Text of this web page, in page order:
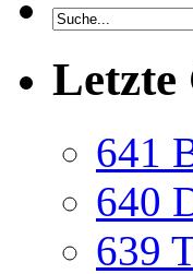
Letzte
641
640
639